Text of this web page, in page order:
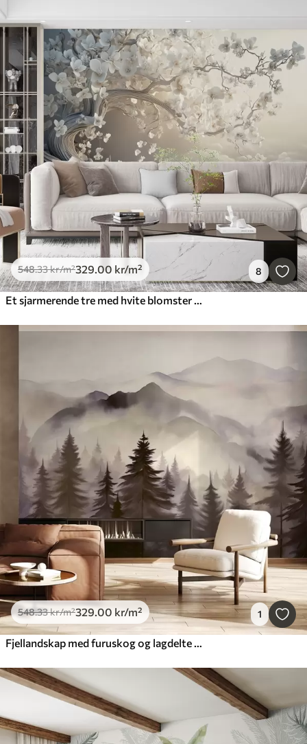
548.33kr/m²329.00 kr/m² 8
Et sjarmerende tre med hvite blomster mot en bakgrunn av skyer i en interessant stil i delikate varme farger
548.33kr/m²329.00 kr/m² 1
Fjellandskap med furuskog og lagdelte fjell i daggry med lett tåke akvarellimitasjonskunst